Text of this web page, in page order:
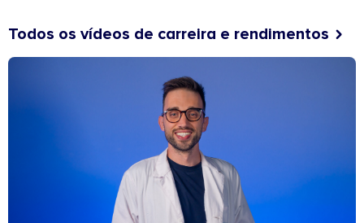
Todos os vídeos de carreira e rendimentos